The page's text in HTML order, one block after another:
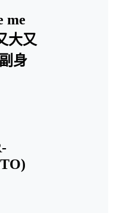
me
大又
身